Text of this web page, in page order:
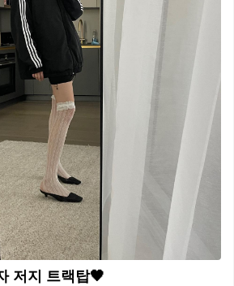
저지 트랙탑🖤